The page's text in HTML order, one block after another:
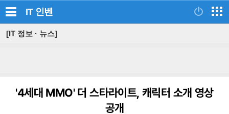
IT 인벤
[IT 정보 · 뉴스]
'4세대 MMO' 더 스타라이트, 캐릭터 소개 영상
공개